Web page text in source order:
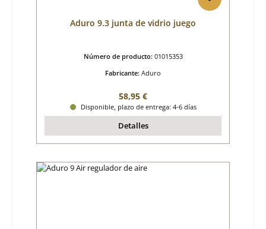
Aduro 9.3 junta de vidrio juego
Número de producto: 01015353
Fabricante: Aduro
Precio normal:
58,95 €
Disponible, plazo de entrega: 4-6 días
Detalles